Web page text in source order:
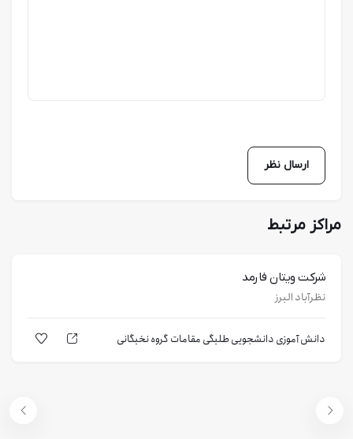
مراکز مرتبط
شرکت ویتان فارمد
نظرآباد البرز
دانش آموزیدانشجوییطلبگیمقاماتگروه نخبگانی